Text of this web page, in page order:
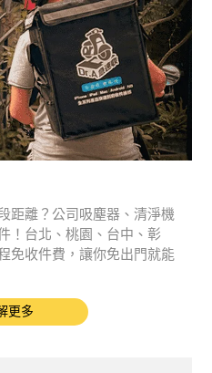
距離？公司吸塵器、清淨機
！台北、桃園、台中、彰
免收件費，讓你免出門就能
更多